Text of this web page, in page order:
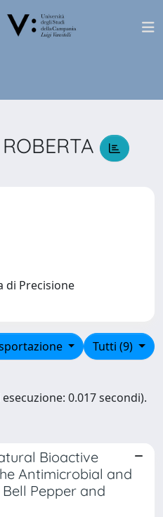
di Precisione
Tutti (9)
0.017 secondi).
Bioactive
Antimicrobial and
Pepper and